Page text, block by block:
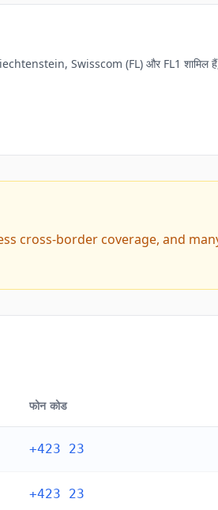
Swisscom (FL) और FL1 शामिल हैं,
cross-border coverage, and
फोन कोड
+423 23
+423 23